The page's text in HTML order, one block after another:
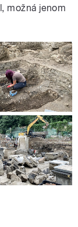
možná jenom